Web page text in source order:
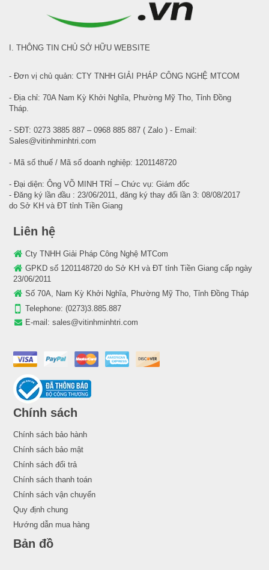
I. THÔNG TIN CHỦ SỞ HỮU WEBSITE
- Đơn vị chủ quản: CTY TNHH GIẢI PHÁP CÔNG NGHỆ MTCOM
- Địa chỉ: 70A Nam Kỳ Khởi Nghĩa, Phường Mỹ Tho, Tỉnh Đồng
Tháp.
- SĐT: 0273 3885 887 – 0968 885 887 ( Zalo ) - Email:
Sales@vitinhminhtri.com
- Mã số thuế / Mã số doanh nghiệp: 1201148720
- Đại diện: Ông VÕ MINH TRÍ – Chức vụ: Giám đốc
- Đăng ký lần đầu : 23/06/2011, đăng ký thay đổi lần 3: 08/08/2017
do Sở KH và ĐT tỉnh Tiền Giang
Liên hệ
Cty TNHH Giải Pháp Công Nghệ MTCom
GPKD số 1201148720 do Sở KH và ĐT tỉnh Tiền Giang cấp ngày
23/06/2011
Số 70A, Nam Kỳ Khởi Nghĩa, Phường Mỹ Tho, Tỉnh Đồng Tháp
Telephone: (0273)3.885.887
E-mail: sales@vitinhminhtri.com
Chính sách
Chính sách bảo hành
Chính sách bảo mật
Chính sách đổi trả
Chính sách thanh toán
Chính sách vận chuyển
Quy định chung
Hướng dẫn mua hàng
Bản đồ